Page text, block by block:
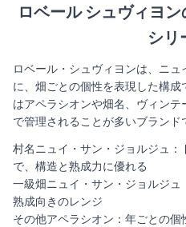
ロベール シュヴィヨン
シリ
ロベール・シュヴィヨンは、ニ
に、畑ごとの個性を表現した構
はアペラシオンや畑名、ヴィン
で管理されることが多いブランド
村名ニュイ・サン・ジョルジュ
で、構造と熟成力に優れる
一級畑ニュイ・サン・ジョルジ
熟成向きのレンジ
その他アペラシオン：年ごとの